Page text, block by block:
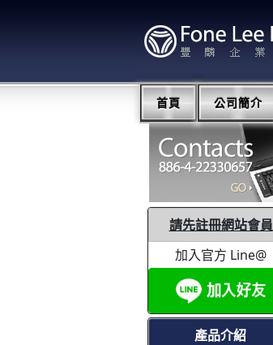
首頁 公司簡介
請先註冊網站會員
加入官方 Line@
產品介紹